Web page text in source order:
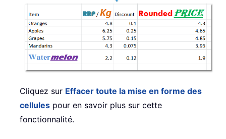
Cliquez sur Effacer toute la mise en forme des
cellules pour en savoir plus sur cette
fonctionnalité.